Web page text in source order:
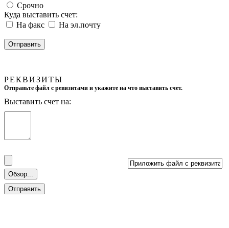
Срочно
Куда выставить счет:
На факс
На эл.почту
РЕКВИЗИТЫ
Отправьте файл с ревизитами и укажите на что выставить счет.
Выставить счет на: